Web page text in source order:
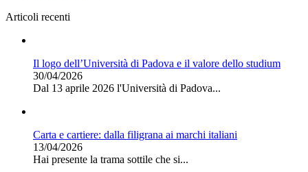
Articoli recenti
Il logo dell’Università di Padova e il valore dello studium
30/04/2026
Dal 13 aprile 2026 l'Università di Padova...
Carta e cartiere: dalla filigrana ai marchi italiani
13/04/2026
Hai presente la trama sottile che si...